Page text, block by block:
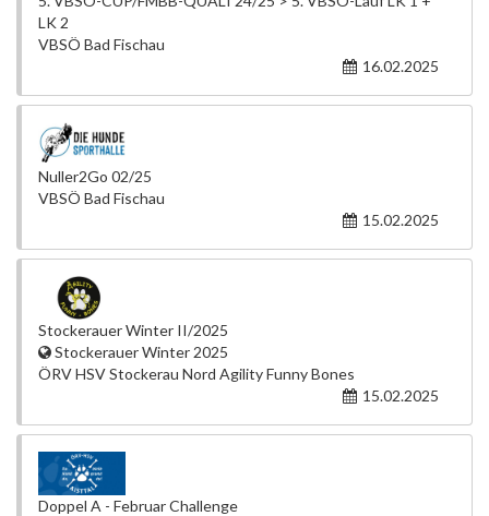
LK 2
VBSÖ Bad Fischau
16.02.2025
Nuller2Go 02/25
VBSÖ Bad Fischau
15.02.2025
Stockerauer Winter II/2025
Stockerauer Winter 2025
ÖRV HSV Stockerau Nord Agility Funny Bones
15.02.2025
Doppel A - Februar Challenge